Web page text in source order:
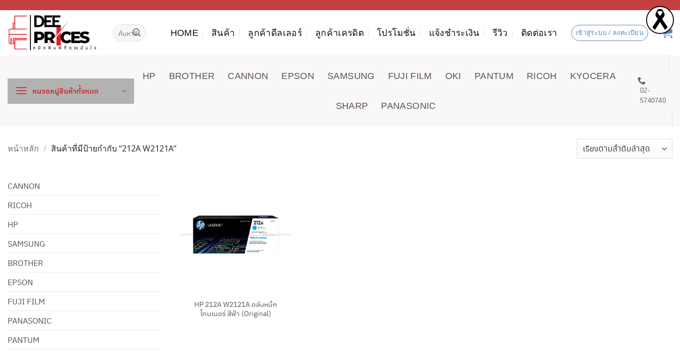
เนื้อหา
ค้นหา: HOME สินค้า ลูกค้าดีลเลอร์ ลูกค้าเครดิต โปรโมชั่น แจ้งชำระเงิน รีวิว ติดต่อเรา เข้าสู่ระบบ / ลงทะเบียน
หมวดหมู่สินค้าทั้งหมด
HP BROTHER CANNON EPSON SAMSUNG FUJI FILM OKI PANTUM RICOH KYOCERA
SHARP PANASONIC
02-
5740740
หน้าหลัก / สินค้าที่มีป้ายกำกับ “212A W2121A”
CANNON
RICOH
HP
SAMSUNG
BROTHER
EPSON
FUJI FILM
PANASONIC
PANTUM
HP 212A W2121A ตลับหมึก
โทนเนอร์ สีฟ้า (Original)